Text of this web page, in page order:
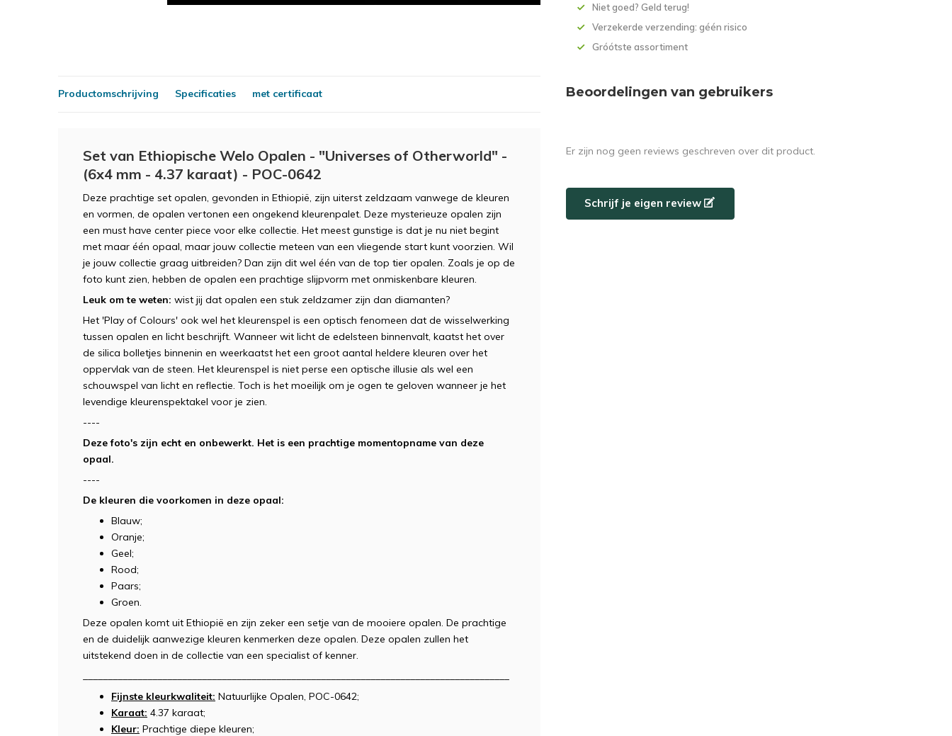
Niet goed? Geld terug!
Verzekerde verzending: géén risico
Gróótste assortiment
Productomschrijving Specificaties met certificaat
Set van Ethiopische Welo Opalen - "Universes of Otherworld" -
(6x4 mm - 4.37 karaat) - POC-0642
Deze prachtige set opalen, gevonden in Ethiopië, zijn uiterst zeldzaam vanwege de kleuren
en vormen, de opalen vertonen een ongekend kleurenpalet. Deze mysterieuze opalen zijn
een must have center piece voor elke collectie. Het meest gunstige is dat je nu niet begint
met maar één opaal, maar jouw collectie meteen van een vliegende start kunt voorzien. Wil
je jouw collectie graag uitbreiden? Dan zijn dit wel één van de top tier opalen. Zoals je op de
foto kunt zien, hebben de opalen een prachtige slijpvorm met onmiskenbare kleuren.
Leuk om te weten: wist jij dat opalen een stuk zeldzamer zijn dan diamanten?
Het 'Play of Colours' ook wel het kleurenspel is een optisch fenomeen dat de wisselwerking
tussen opalen en licht beschrijft. Wanneer wit licht de edelsteen binnenvalt, kaatst het over
de silica bolletjes binnenin en weerkaatst het een groot aantal heldere kleuren over het
oppervlak van de steen. Het kleurenspel is niet perse een optische illusie als wel een
schouwspel van licht en reflectie. Toch is het moeilijk om je ogen te geloven wanneer je het
levendige kleurenspektakel voor je zien.
----
Deze foto's zijn echt en onbewerkt. Het is een prachtige momentopname van deze
opaal.
----
De kleuren die voorkomen in deze opaal:
Blauw;
Oranje;
Geel;
Rood;
Paars;
Groen.
Deze opalen komt uit Ethiopië en zijn zeker een setje van de mooiere opalen. De prachtige
en de duidelijk aanwezige kleuren kenmerken deze opalen. Deze opalen zullen het
uitstekend doen in de collectie van een specialist of kenner.
Fijnste kleurkwaliteit: Natuurlijke Opalen, POC-0642;
Karaat: 4.37 karaat;
Kleur: Prachtige diepe kleuren;
Beoordelingen van gebruikers
Er zijn nog geen reviews geschreven over dit product.
Schrijf je eigen review